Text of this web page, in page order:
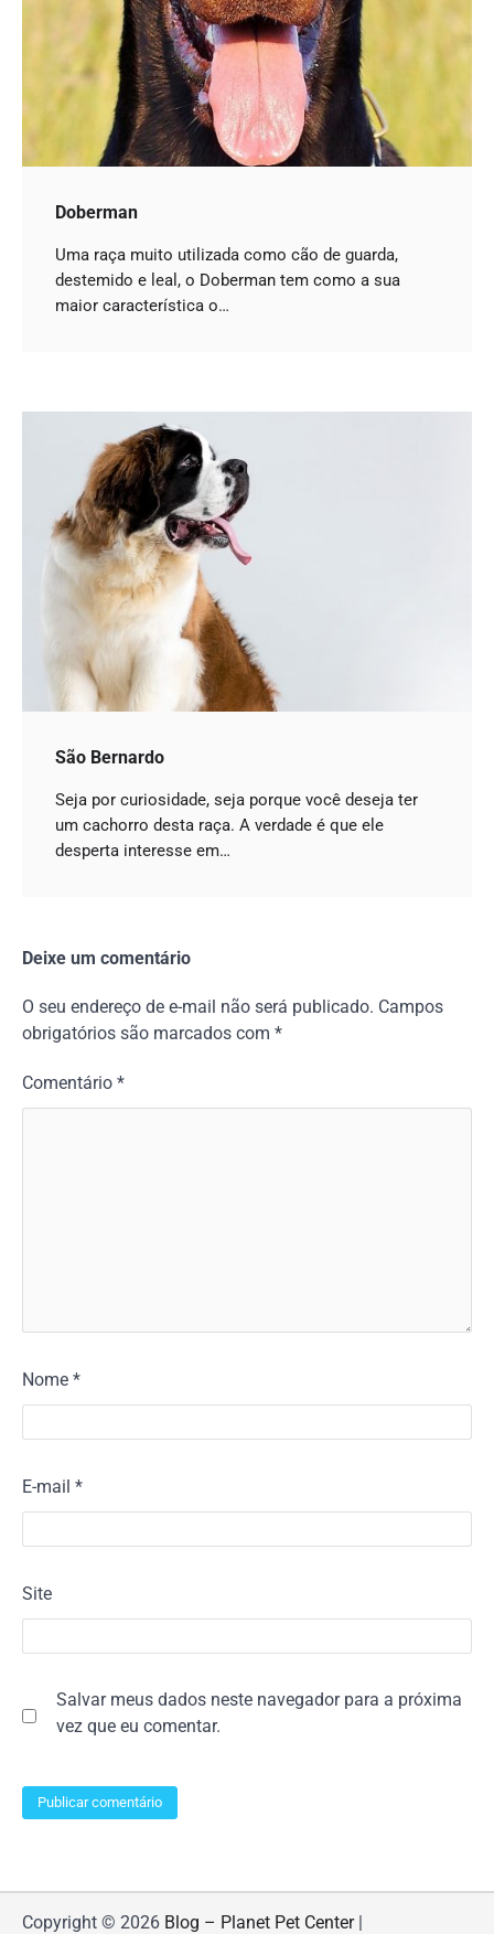
Doberman
Uma raça muito utilizada como cão de guarda,
destemido e leal, o Doberman tem como a sua
maior característica o…
São Bernardo
Seja por curiosidade, seja porque você deseja ter
um cachorro desta raça. A verdade é que ele
desperta interesse em…
Deixe um comentário
O seu endereço de e-mail não será publicado. Campos
obrigatórios são marcados com *
Comentário *
Nome *
E-mail *
Site
Salvar meus dados neste navegador para a próxima
vez que eu comentar.
Copyright © 2026 Blog – Planet Pet Center|